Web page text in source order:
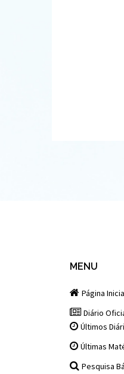
MENU
Página
Diário
Últimos
Últimas
Pesquisa